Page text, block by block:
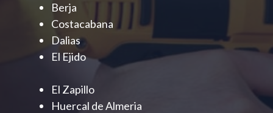
Berja
Costacabana
Dalias
El Ejido
El Zapillo
Huercal de Almeria